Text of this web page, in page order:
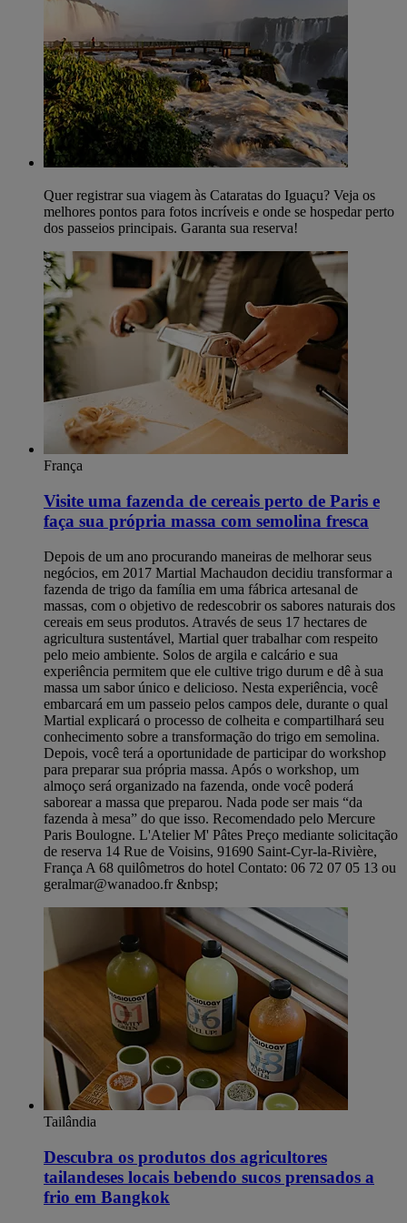
Quer registrar sua viagem às Cataratas do Iguaçu? Veja os
melhores pontos para fotos incríveis e onde se hospedar perto
dos passeios principais. Garanta sua reserva!
França
Visite uma fazenda de cereais perto de Paris e
faça sua própria massa com semolina fresca
Depois de um ano procurando maneiras de melhorar seus
negócios, em 2017 Martial Machaudon decidiu transformar a
fazenda de trigo da família em uma fábrica artesanal de
massas, com o objetivo de redescobrir os sabores naturais dos
cereais em seus produtos. Através de seus 17 hectares de
agricultura sustentável, Martial quer trabalhar com respeito
pelo meio ambiente. Solos de argila e calcário e sua
experiência permitem que ele cultive trigo durum e dê à sua
massa um sabor único e delicioso. Nesta experiência, você
embarcará em um passeio pelos campos dele, durante o qual
Martial explicará o processo de colheita e compartilhará seu
conhecimento sobre a transformação do trigo em semolina.
Depois, você terá a oportunidade de participar do workshop
para preparar sua própria massa. Após o workshop, um
almoço será organizado na fazenda, onde você poderá
saborear a massa que preparou. Nada pode ser mais “da
fazenda à mesa” do que isso. Recomendado pelo Mercure
Paris Boulogne. L'Atelier M' Pâtes Preço mediante solicitação
de reserva 14 Rue de Voisins, 91690 Saint-Cyr-la-Rivière,
França A 68 quilômetros do hotel Contato: 06 72 07 05 13 ou
geralmar@wanadoo.fr &nbsp;
Tailândia
Descubra os produtos dos agricultores
tailandeses locais bebendo sucos prensados a
frio em Bangkok